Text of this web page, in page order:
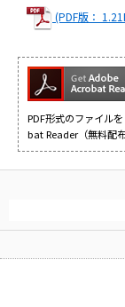
(PDF版：
PDF形式のファイル
bat Reader（無料配